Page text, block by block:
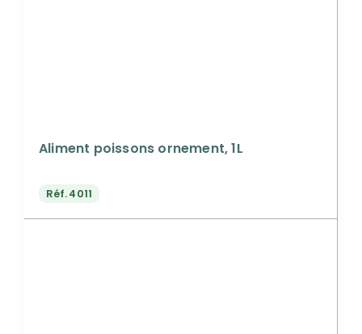
Aliment poissons ornement, 1L
Réf.4011